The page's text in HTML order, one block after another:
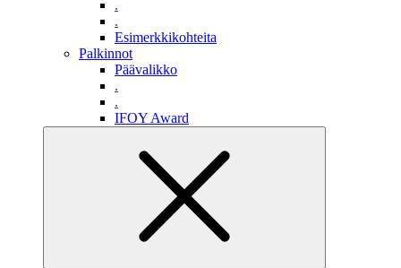
.
.
Esimerkkikohteita
Palkinnot
Päävalikko
.
.
IFOY Award